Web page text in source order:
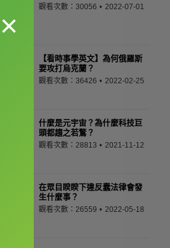
觀看次數：30056 2022-07-01
【看時事學英文】為何俄羅斯
要攻打烏克蘭？
觀看次數：36426 2022-02-25
什麼是元宇宙？為什麼科技巨
頭都趨之若鶩？
觀看次數：28813 2021-11-12
在眾目睽睽下違反蠢法律會發
生什麼事？
觀看次數：26559 2022-05-18
×